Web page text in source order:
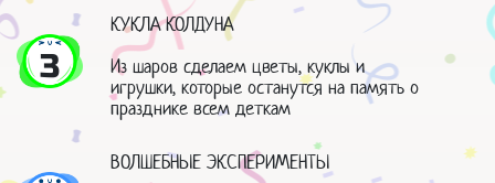
3
КУКЛА КОЛДУНА
Из шаров сделаем цветы, куклы и
игрушки, которые останутся на память о
празднике всем деткам
ВОЛШЕБНЫЕ ЭКСПЕРИМЕНТЫ